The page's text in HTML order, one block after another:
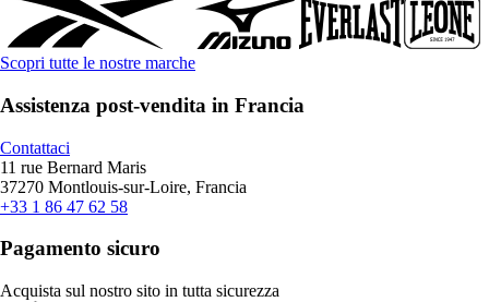
Scopri tutte le nostre marche
Assistenza post-vendita in Francia
Contattaci
11 rue Bernard Maris
37270 Montlouis-sur-Loire, Francia
+33 1 86 47 62 58
Pagamento sicuro
Acquista sul nostro sito in tutta sicurezza